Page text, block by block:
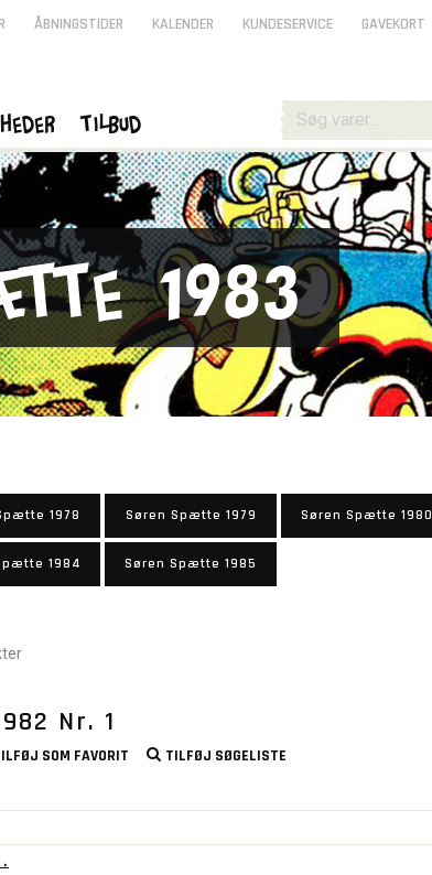
1983
1978 Søren Spætte 1979 Søren Spætte 1980
1984 Søren Spætte 1985
Nr. 1
SOM FAVORIT TILFØJ SØGELISTE
ÅBNINGSTIDER KALENDER KUNDESERVICE GAVEKORT
Tilbud